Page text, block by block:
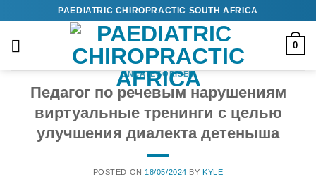
content
PAEDIATRIC CHIROPRACTIC SOUTH AFRICA
0
UNCATEGORISED
Педагог по речевым нарушениям
виртуальные тренинги с целью
улучшения диалекта детеныша
POSTED ON 18/05/2024 BYKYLE